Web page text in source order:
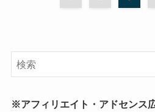
※アフィリエイト・アドセンス